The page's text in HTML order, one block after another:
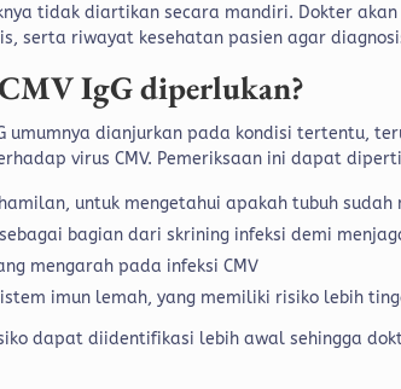
tidak diartikan secara mandiri. Dokter
serta riwayat kesehatan pasien agar
IgG diperlukan?
umumnya dianjurkan pada kondisi tertentu,
virus CMV. Pemeriksaan ini dapat
untuk mengetahui apakah tubuh
bagian dari skrining infeksi demi
mengarah pada infeksi CMV
imun lemah, yang memiliki risiko lebih
dapat diidentifikasi lebih awal sehingga